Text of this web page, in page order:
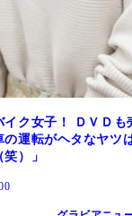
イク女子！ ＤＶＤも
の運転がヘタなヤツ
）」